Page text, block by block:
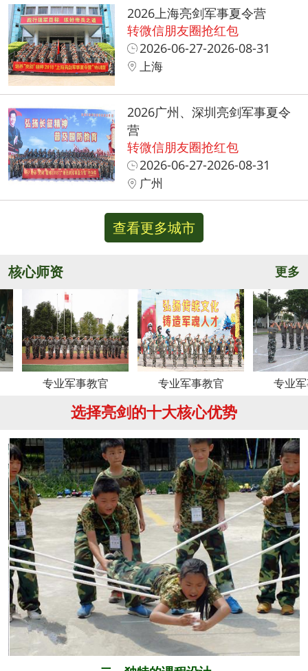
2026上海亮剑军事夏令营
转微信朋友圈抢红包
2026-06-27-2026-08-31
上海
2026广州、深圳亮剑军事夏令
营
转微信朋友圈抢红包
2026-06-27-2026-08-31
广州
查看更多城市
核心师资 更多
军事教官 专业军事教官 专业军事教官
选择亮剑的十大核心优势